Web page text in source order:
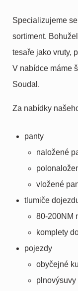
Specializujeme
sortiment.
tesaře jako vruty,
V nabídce máme
Soudal.
Za nabídky
panty
naložené
vložené
tlumiče
80-200NM
komplety
pojezdy
obyčejné
plnovýsuvy